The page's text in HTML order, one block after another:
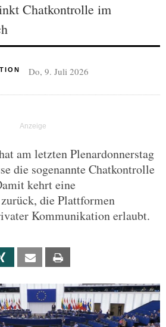
Chatkontrolle im
Do, 9. Juli 2026
am letzten Plenardonnerstag
die sogenannte Chatkontrolle
kehrt eine
die Plattformen
Kommunikation erlaubt.
Xing Email